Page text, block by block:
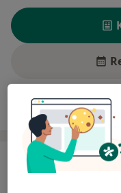
Ceník
Ceník